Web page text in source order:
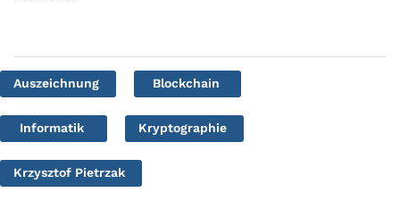
Auszeichnung Blockchain
Informatik Kryptographie
Krzysztof Pietrzak